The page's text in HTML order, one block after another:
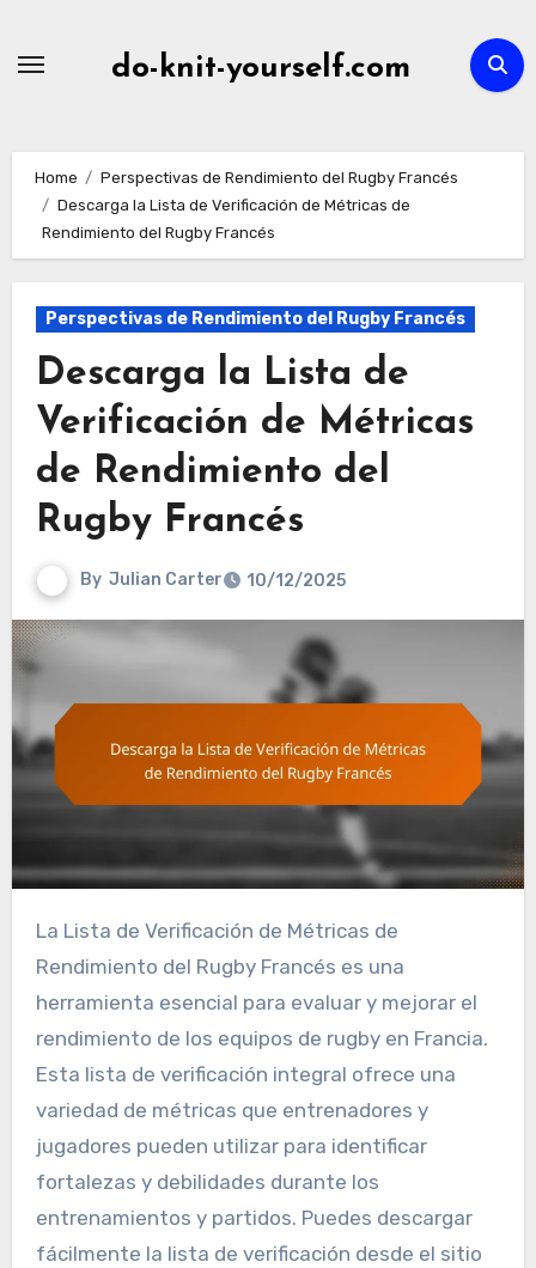
do-knit-yourself.com
Home
Perspectivas de Rendimiento del Rugby Francés
Descarga la Lista de Verificación de Métricas de
Rendimiento del Rugby Francés
Perspectivas de Rendimiento del Rugby Francés
Descarga la Lista de
Verificación de Métricas
de Rendimiento del
Rugby Francés
By Julian Carter 10/12/2025
La Lista de Verificación de Métricas de
Rendimiento del Rugby Francés es una
herramienta esencial para evaluar y mejorar el
rendimiento de los equipos de rugby en Francia.
Esta lista de verificación integral ofrece una
variedad de métricas que entrenadores y
jugadores pueden utilizar para identificar
fortalezas y debilidades durante los
entrenamientos y partidos. Puedes descargar
fácilmente la lista de verificación desde el sitio